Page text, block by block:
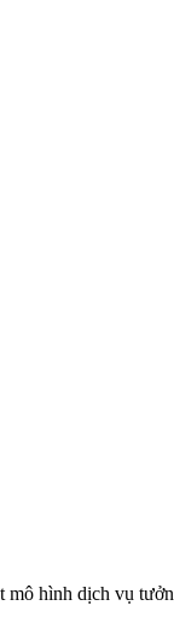
hình dịch vụ